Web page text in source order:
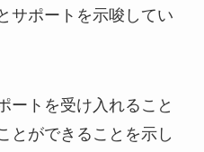
サポートを示唆してい
ートを受け入れること
とができることを示し